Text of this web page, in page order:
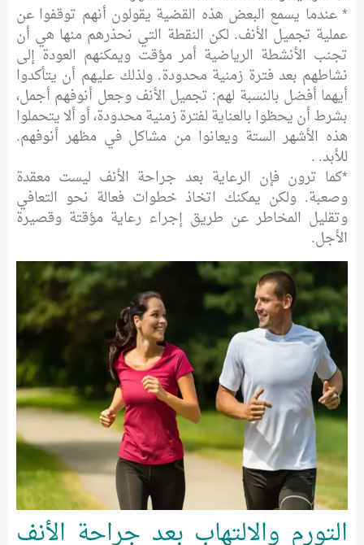
* عندما يسمع البعض هذه القضية يقولون أنهم توقفوا عن
عملية تجميل الأنف. لكن النقطة التي نحذرهم منها هي أن
تجنب الأنشطة الرياضية أمر مؤقت ويمكنهم العودة إلى
نشاطهم بعد فترة زمنية محدودة. ولذلك عليهم أن يتأكدوا
أيهما أفضل بالنسبة لهم: تجميل الأنف وجعل أنوفهم أجمل،
بشرط أن يحظوا بالعناية لفترة زمنية محدودة، أو ألا يتحملوا
هذه الأشهر الستة ويعانوا من مشاكل في مظهر أنوفهم.
للأبد. .
*كما ترون فإن الرعاية بعد جراحة الأنف ليست معقدة
وصعبة. ولكن يمكنك اتخاذ خطوات فعالة نحو التعافي
وتقليل المخاطر عن طريق إجراء رعاية مؤقتة وقصيرة
الأجل.
التورم والالتهاب بعد جراحة الأنف